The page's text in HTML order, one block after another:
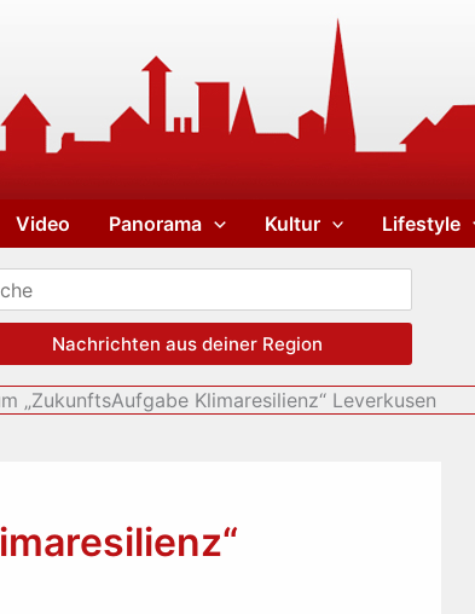
Video Panorama Kultur Lifestyle
Nachrichten aus deiner Region
„ZukunftsAufgabe Klimaresilienz“ Leverkusen